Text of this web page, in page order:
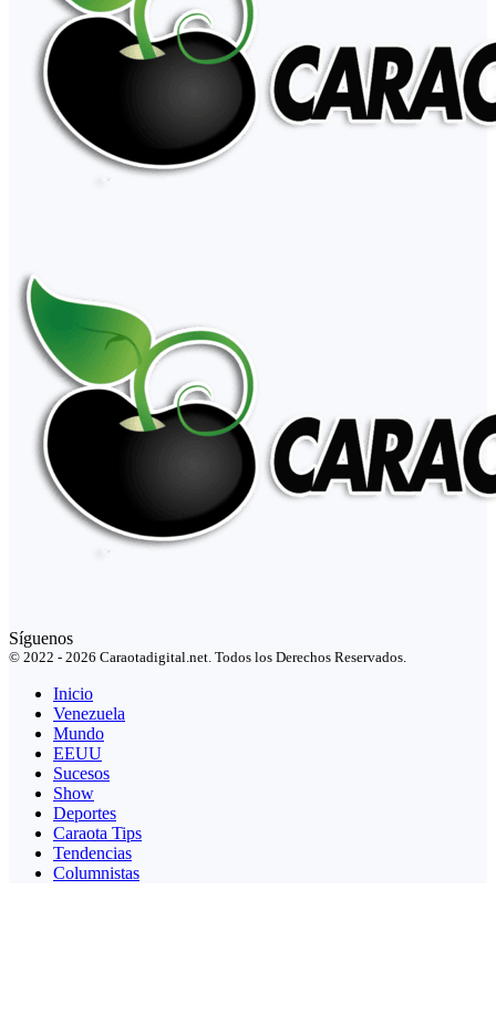
Síguenos
© 2022 - 2026 Caraotadigital.net. Todos los Derechos Reservados.
Inicio
Venezuela
Mundo
EEUU
Sucesos
Show
Deportes
Caraota Tips
Tendencias
Columnistas